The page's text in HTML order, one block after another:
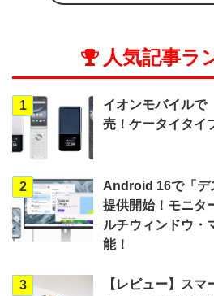
人気記事ラ
1
イオンモバイルで
売！ケータイタイ
2
Android 16で「デ
提供開始！モニタ
ルチウィンドウ・
能！
3
【レビュー】ス